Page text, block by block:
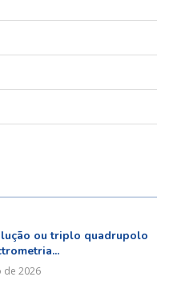
ou triplo quadrupolo
de 2026